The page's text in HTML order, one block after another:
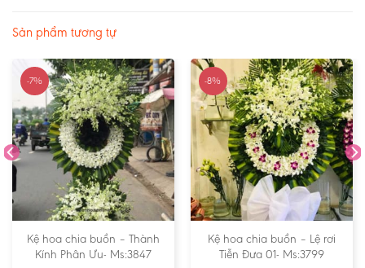
Sản phẩm tương tự
-7%
Kệ hoa chia buồn – Thành
Kính Phân Ưu- Ms:3847
-8%
Kệ hoa chia buồn – Lệ rơi
Tiễn Đưa 01- Ms:3799